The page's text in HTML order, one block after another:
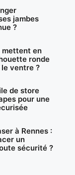
jambes
?
mettent en
ronde
ventre ?
de store
pour une
à Rennes :
un
sécurité ?